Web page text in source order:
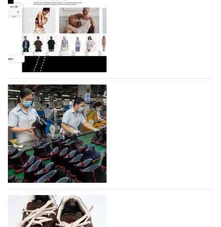
Компания BALLINA Guangzhou Lihuang Footwear
Co., Ltd., основанная в 2011 году и расположенная в
Гуанчжоу, столице моды Китая, является
профессиональной обувной компанией,
объединяющей разработку, производство и…
07.08.2026 315
На платформе Lamoda - новый раздел и
условия продвижения локальных
дизайнерских марок
Российский маркетплейс Lamoda решил обновить
раздел для продажи продукции локальных
дизайнерских марок одежды, обуви и аксессуаров.
Бренды также получат маркетинговую…
06.08.2026 485
Объем мирового производства обуви в
2025 году практически не увеличился